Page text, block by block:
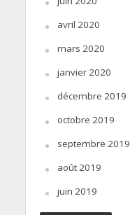
avril 2020
mars 2020
janvier 2020
décembre 2019
octobre 2019
septembre 2019
août 2019
juin 2019